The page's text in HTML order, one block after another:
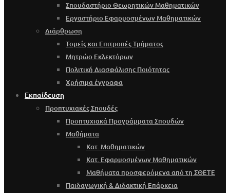
Σπουδαστήριο Θεωρητικών Μαθηματικών
Εργαστήριο Εφαρμοσμένων Μαθηματικών
Διάρθρωση
Τομείς και Επιτροπές Τμήματος
Μητρώο Εκλεκτόρων
Πολιτική Διασφάλισης Ποιότητας
Χρήσιμα έγγραφα
Εκπαίδευση
Προπτυχιακές Σπουδές
Προπτυχιακά Προγράμματα Σπουδών
Μαθήματα
Κατ. Μαθηματικών
Κατ. Εφαρμοσμένων Μαθηματικών
Μαθήματα προσφερόμενα από τη ΣΘΕΤΕ
Παιδαγωγική & Διδακτική Επάρκεια